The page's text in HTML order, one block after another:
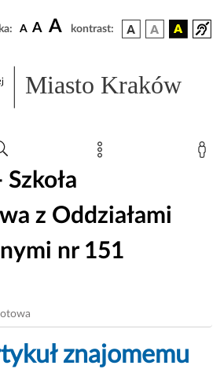
A A A kontrast:
Miasto Kraków
z Oddziałami
nr 151
znajomemu